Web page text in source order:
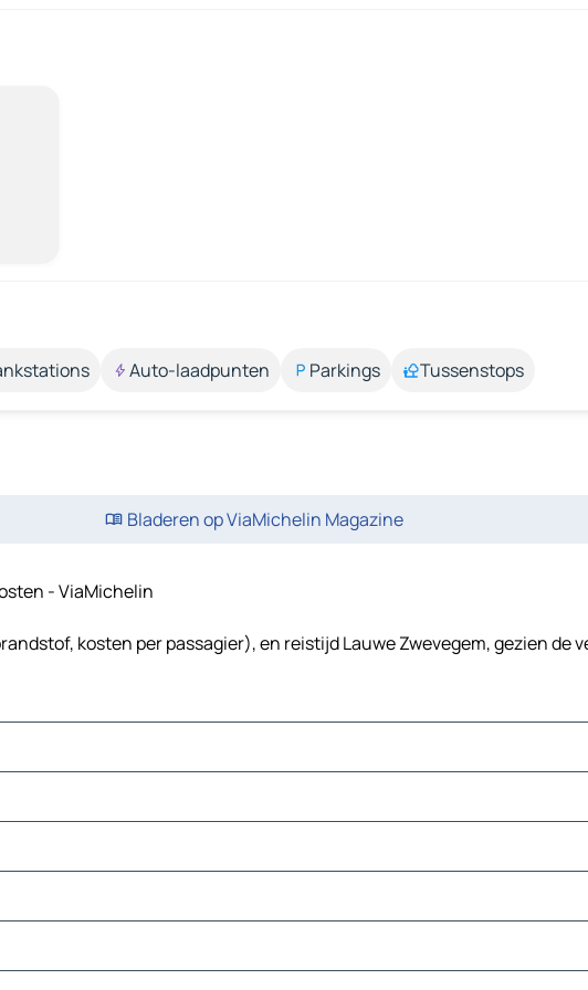
Auto-laadpunten Parkings Tussenstops
Bladeren op ViaMichelin Magazine
- ViaMichelin
kosten per passagier), en reistijd Lauwe Zwevegem, gezien de